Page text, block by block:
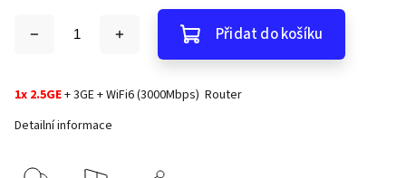
Přidat do košíku
1x 2.5GE+ 3GE + WiFi6 (3000Mbps) Router
Detailní informace